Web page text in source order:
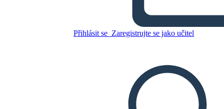
Přihlásit se Zaregistrujte se jako učitel
PŘEHRÁT PREZENTACI
PŘEČTI MI